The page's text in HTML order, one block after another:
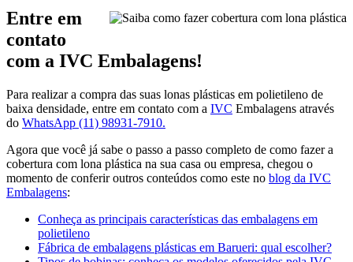
Entre em
contato
com a IVC Embalagens!
Para realizar a compra das suas lonas plásticas em polietileno de
baixa densidade, entre em contato com a IVC Embalagens através
do WhatsApp (11) 98931-7910.
Agora que você já sabe o passo a passo completo de como fazer a
cobertura com lona plástica na sua casa ou empresa, chegou o
momento de conferir outros conteúdos como este no blog da IVC
Embalagens:
Conheça as principais características das embalagens em
polietileno
Fábrica de embalagens plásticas em Barueri: qual escolher?